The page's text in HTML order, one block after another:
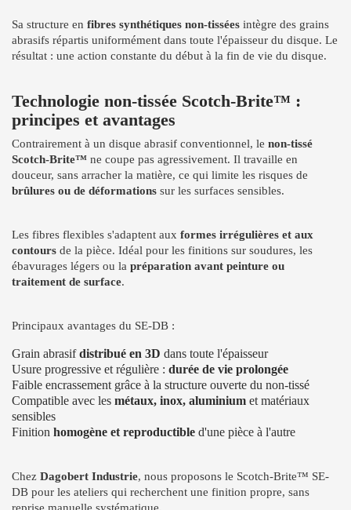
Sa structure en fibres synthétiques non-tissées intègre des grains
abrasifs répartis uniformément dans toute l'épaisseur du disque. Le
résultat : une action constante du début à la fin de vie du disque.
Technologie non-tissée Scotch-Brite™ :
principes et avantages
Contrairement à un disque abrasif conventionnel, le non-tissé
Scotch-Brite™ ne coupe pas agressivement. Il travaille en
douceur, sans arracher la matière, ce qui limite les risques de
brûlures ou de déformations sur les surfaces sensibles.
Les fibres flexibles s'adaptent aux formes irrégulières et aux
contours de la pièce. Idéal pour les finitions sur soudures, les
ébavurages légers ou la préparation avant peinture ou
traitement de surface.
Principaux avantages du SE-DB :
Grain abrasifdistribué en 3D dans toute l'épaisseur
Usure progressive et régulière : durée de vie prolongée
Faible encrassement grâce à la structure ouverte du non-tissé
Compatible avec les métaux, inox, aluminium et matériaux
sensibles
Finition homogène et reproductible d'une pièce à l'autre
Chez Dagobert Industrie, nous proposons le Scotch-Brite™ SE-
DB pour les ateliers qui recherchent une finition propre, sans